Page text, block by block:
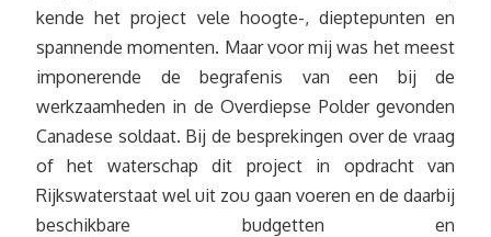
kende het project vele hoogte-, dieptepunten en
spannende momenten. Maar voor mij was het meest
imponerende de begrafenis van een bij de
werkzaamheden in de Overdiepse Polder gevonden
Canadese soldaat. Bij de besprekingen over de vraag
of het waterschap dit project in opdracht van
Rijkswaterstaat wel uit zou gaan voeren en de daarbij
beschikbare budgetten en